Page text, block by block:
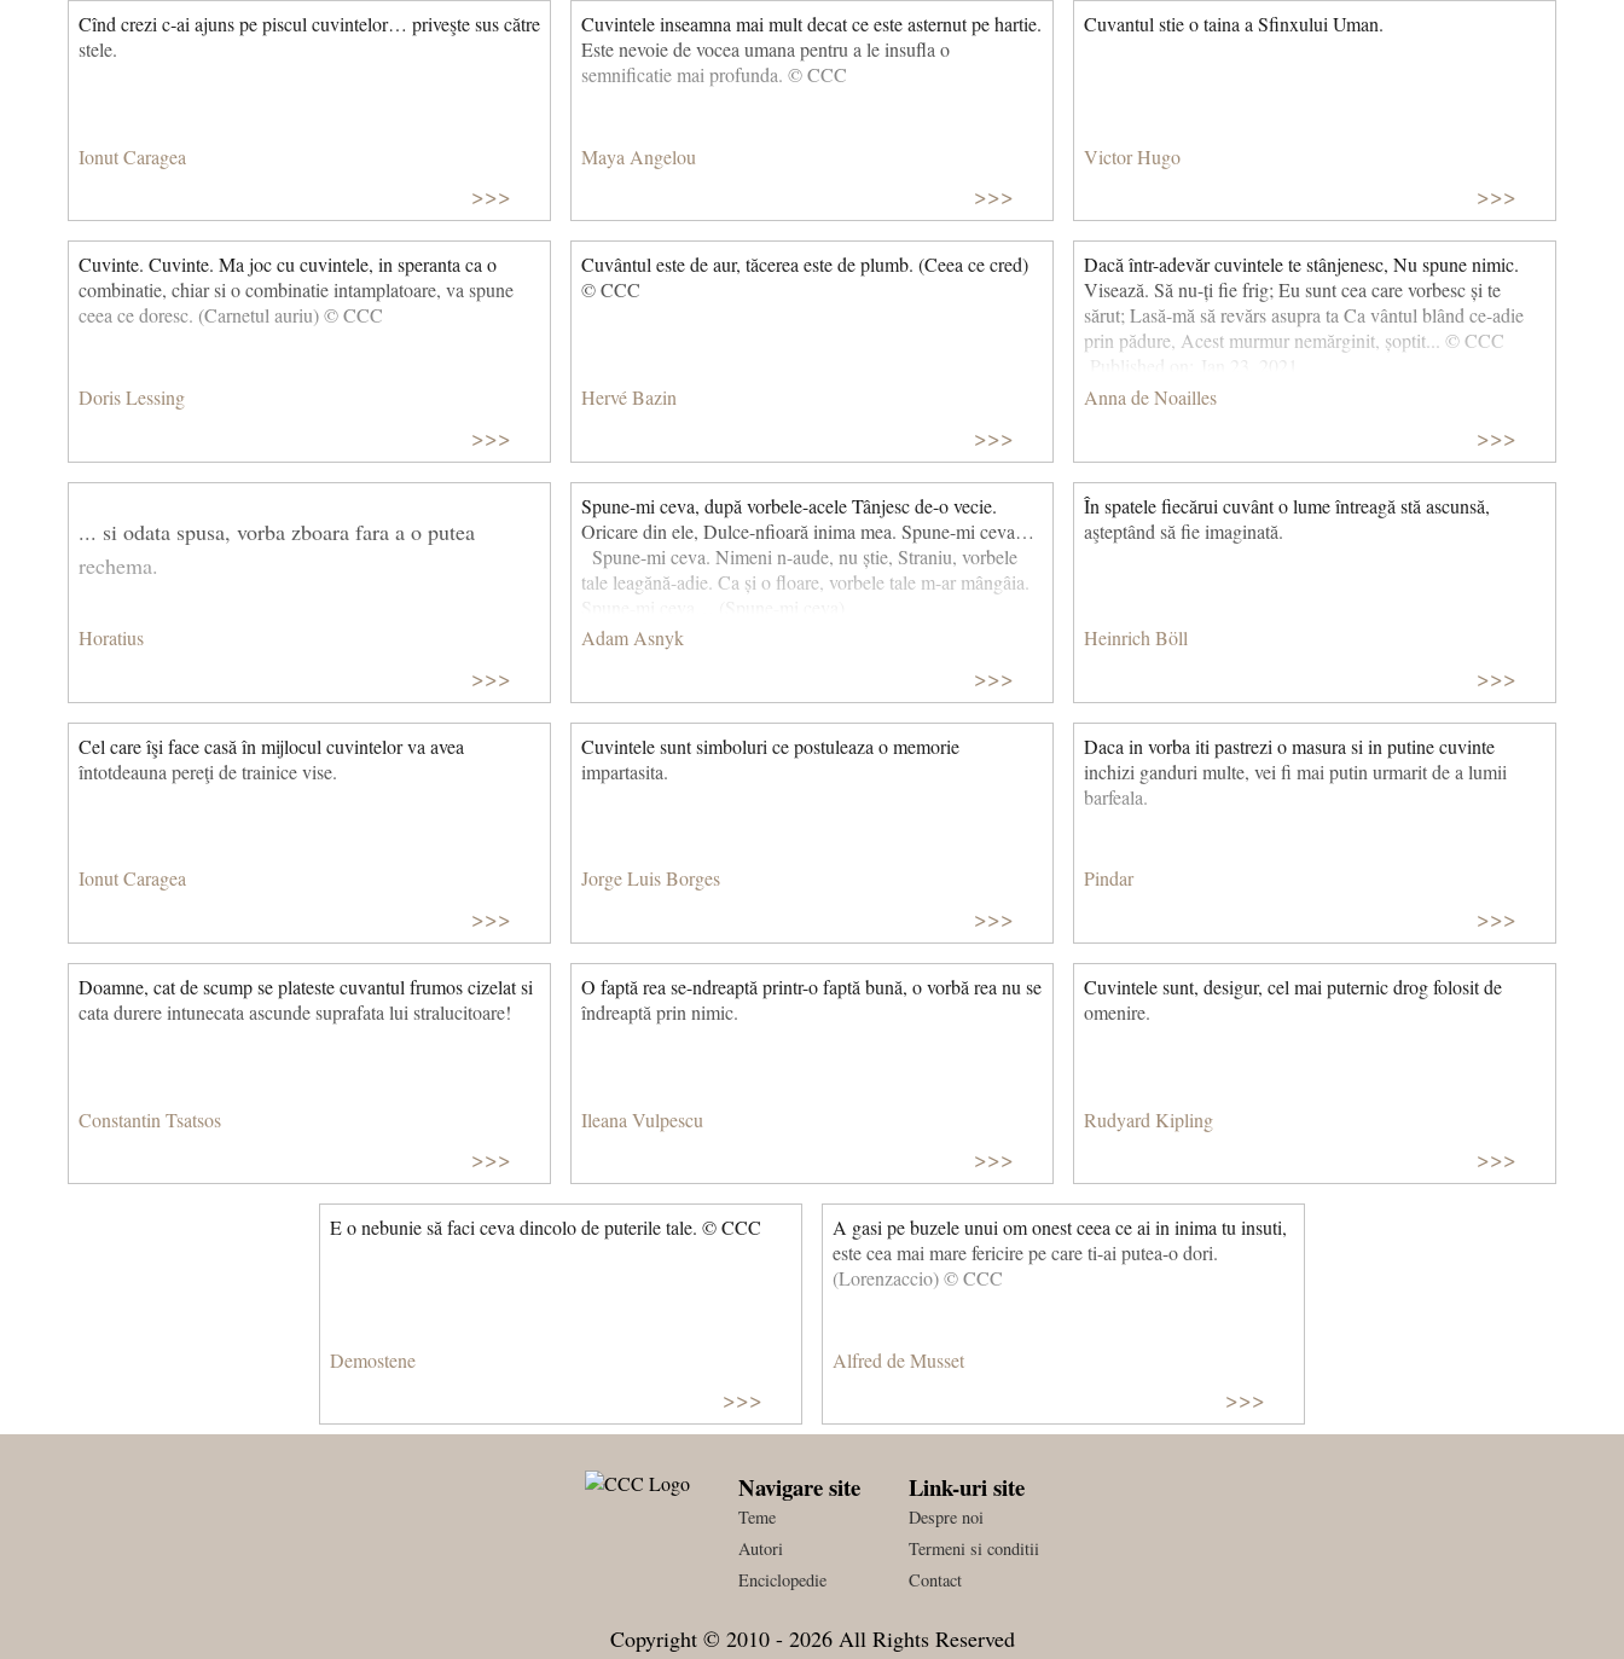
Cînd crezi c‑ai ajuns pe piscul cuvintelor… priveşte sus către
stele.
Ionut Caragea
>>>
Cuvintele inseamna mai mult decat ce este asternut pe hartie.
Este nevoie de vocea umana pentru a le insufla o
semnificatie mai profunda. © CCC
Maya Angelou
>>>
Cuvantul stie o taina a Sfinxului Uman.
Victor Hugo
>>>
Cuvinte. Cuvinte. Ma joc cu cuvintele, in speranta ca o
combinatie, chiar si o combinatie intamplatoare, va spune
ceea ce doresc. (Carnetul auriu) © CCC
Doris Lessing
>>>
Cuvântul este de aur, tăcerea este de plumb. (Ceea ce cred)
© CCC
Hervé Bazin
>>>
Dacă într-adevăr cuvintele te stânjenesc, Nu spune nimic.
Visează. Să nu-ți fie frig; Eu sunt cea care vorbesc și te
sărut; Lasă-mă să revărs asupra ta Ca vântul blând ce-adie
prin pădure, Acest murmur nemărginit, șoptit... © CCC
Published on: Jan 23, 2021
Anna de Noailles
>>>
... si odata spusa, vorba zboara fara a o putea
rechema.
Horatius
>>>
Spune-mi ceva, după vorbele-acele Tânjesc de-o vecie.
Oricare din ele, Dulce-nfioară inima mea. Spune-mi ceva…
Spune-mi ceva. Nimeni n-aude, nu știe, Straniu, vorbele
tale leagănă-adie. Ca și o floare, vorbele tale m-ar mângâia.
Adam Asnyk
>>>
În spatele fiecărui cuvânt o lume întreagă stă ascunsă,
aşteptând să fie imaginată.
Heinrich Böll
>>>
Cel care îşi face casă în mijlocul cuvintelor va avea
întotdeauna pereţi de trainice vise.
Ionut Caragea
>>>
Cuvintele sunt simboluri ce postuleaza o memorie
impartasita.
Jorge Luis Borges
>>>
Daca in vorba iti pastrezi o masura si in putine cuvinte
inchizi ganduri multe, vei fi mai putin urmarit de a lumii
barfeala.
Pindar
>>>
Doamne, cat de scump se plateste cuvantul frumos cizelat si
cata durere intunecata ascunde suprafata lui stralucitoare!
Constantin Tsatsos
>>>
O faptă rea se-ndreaptă printr-o faptă bună, o vorbă rea nu se
îndreaptă prin nimic.
Ileana Vulpescu
>>>
Cuvintele sunt, desigur, cel mai puternic drog folosit de
omenire.
Rudyard Kipling
>>>
E o nebunie să faci ceva dincolo de puterile tale. © CCC
Demostene
>>>
A gasi pe buzele unui om onest ceea ce ai in inima tu insuti,
este cea mai mare fericire pe care ti-ai putea-o dori.
(Lorenzaccio) © CCC
Alfred de Musset
>>>
Navigare site
Teme
Autori
Enciclopedie
Link-uri site
Despre noi
Termeni si conditii
Contact
Copyright © 2010 - 2026 All Rights Reserved